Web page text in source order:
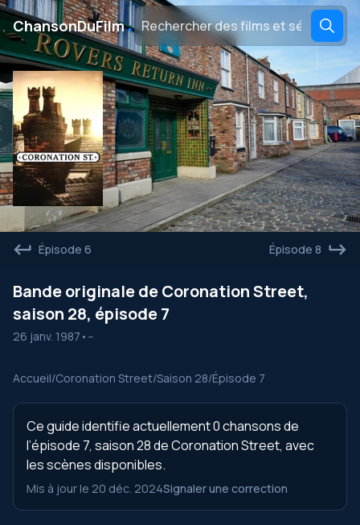
ChansonDuFilm․
Épisode 6 Épisode 8
Bande originale de Coronation Street,
saison 28, épisode 7
26 janv. 1987 • --
Accueil/Coronation Street/Saison 28/Épisode 7
Ce guide identifie actuellement 0 chansons de
l’épisode 7, saison 28 de Coronation Street, avec
les scènes disponibles.
Mis à jour le 20 déc. 2024Signaler une correction